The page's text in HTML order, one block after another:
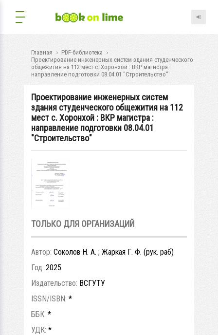
Главная
PDF-библиотека
Проектирование инженерных систем здания студенческого
общежития на 112 мест с. Хоронхой : ВКР магистра :
направление подготовки 08.04.01 "Строительство"
Проектирование инженерных систем
здания студенческого общежития на 112
мест с. Хоронхой : ВКР магистра :
направление подготовки 08.04.01
"Строительство"
ТОЛЬКО ДЛЯ ОРГАНИЗАЦИЙ
Автор: Соколов Н. А. ; Жаркая Г. Ф. (рук. раб)
Год: 2025
Издательство: ВСГУТУ
ISSN/ISBN: *
ББК: *
УДК: *